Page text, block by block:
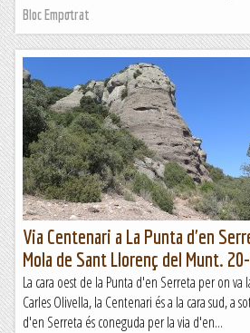
Bloc Empotrat
Via Centenari a La Punta d'en
Mola de Sant Llorenç del Munt.
La cara oest de la Punta d'en Serreta per on va
Carles Olivella, la Centenari és a la cara sud, a
d'en Serreta és coneguda per la via d'en...